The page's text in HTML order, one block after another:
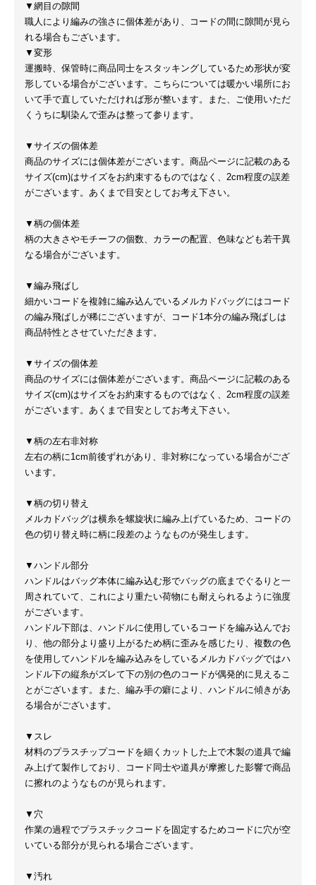
▼網目の隙間
職人により編みの強さに個体差があり、コードの間に隙間が見ら
れる場合もございます。
▼変形
運搬時、保管時に商品同士をスタッキングしているため形状が変
形している場合がございます。こちらについては暖かい場所にお
いて手で直していただければ形が整います。また、ご使用いただ
くうちに馴染んで歪みは整って参ります。
▼サイズの個体差
商品のサイズには個体差がございます。商品ページに記載のある
サイズ(cm)はサイズをお約束するものではなく、2cm程度の誤差
がございます。あくまで目安としてお考え下さい。
▼柄の個体差
柄の大きさやモチーフの個数、カラーの配置、色味なども若干異
なる場合がございます。
▼編み飛ばし
細かいコードを複雑に編み込んでいるメルカドバッグにはコード
の編み飛ばしが稀にございますが、コード1本分の編み飛ばしは
商品特性とさせていただきます。
▼サイズの個体差
商品のサイズには個体差がございます。商品ページに記載のある
サイズ(cm)はサイズをお約束するものではなく、2cm程度の誤差
がございます。あくまで目安としてお考え下さい。
▼柄の左右非対称
左右の柄に1cm前後ずれがあり、非対称になっている場合がござ
います。
▼柄の切り替え
メルカドバッグは横糸を螺旋状に編み上げているため、コードの
色の切り替え時に柄に段差のようなものが発生します。
▼ハンドル部分
ハンドルはバッグ本体に編み込む形でバッグの底までぐるりと一
周されていて、これにより重たい荷物にも耐えられるように強度
がございます。
ハンドル下部は、ハンドルに使用しているコードを編み込んでお
り、他の部分より盛り上がるため柄に歪みを感じたり、複数の色
を使用してハンドルを編み込みをしているメルカドバッグではハ
ンドル下の縦糸がズレて下の別の色のコードが偶発的に見えるこ
とがございます。また、編み手の癖により、ハンドルに傾きがあ
る場合がございます。
▼スレ
材料のプラスチップコードを細くカットした上で木製の道具で編
み上げて製作しており、コード同士や道具が摩擦した影響で商品
に擦れのようなものが見られます。
▼穴
作業の過程でプラスチックコードを固定するためコードに穴が空
いている部分が見られる場合ございます。
▼汚れ